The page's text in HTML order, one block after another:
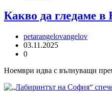
Какво да гледаме в
petarangelovangelov
03.11.2025
0
Ноември идва с вълнуващи